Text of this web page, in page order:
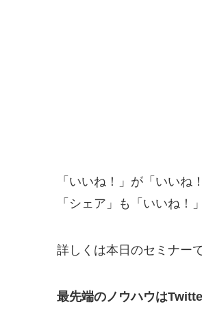
「いいね！」が「いいね
「シェア」も「いいね！
詳しくは本日のセミナー
最先端のノウハウは